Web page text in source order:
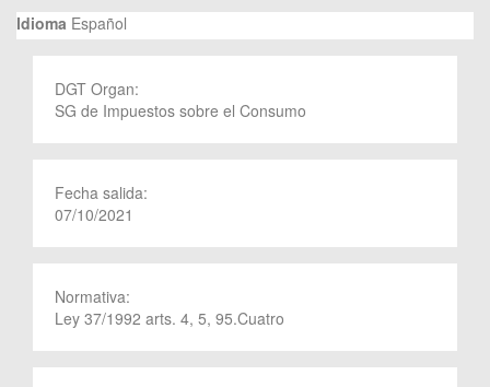
Idioma Español
DGT Organ:
SG de Impuestos sobre el Consumo
Fecha salida:
07/10/2021
Normativa:
Ley 37/1992 arts. 4, 5, 95.Cuatro